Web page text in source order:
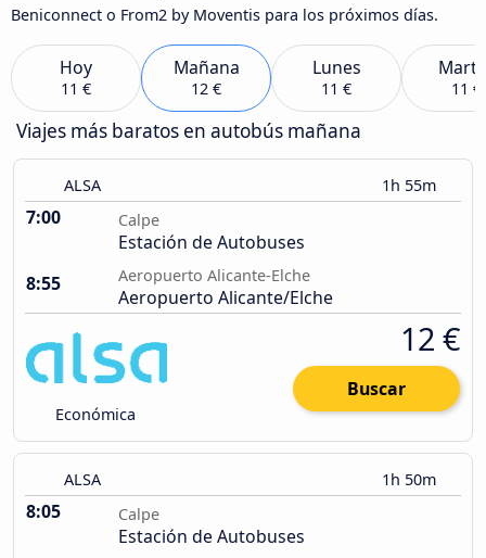
Beniconnect o From2 by Moventis para los próximos días.
Hoy
11 €
Mañana
12 €
Lunes
11 € 11 €
Viajes más baratos en autobús mañana
ALSA 1h 55m
7:00 Calpe
Estación de Autobuses
8:55
Aeropuerto Alicante-Elche
Aeropuerto Alicante/Elche
Económica
12 €
Buscar
ALSA 1h 50m
8:05 Calpe
Estación de Autobuses